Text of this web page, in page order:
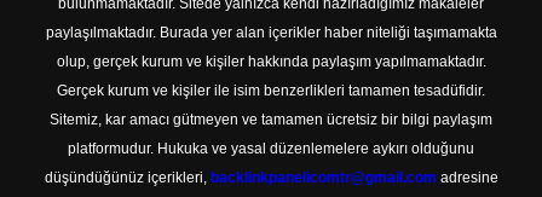
bulunmamaktadır. Sitede yalnızca kendi hazırladığımız makaleler
paylaşılmaktadır. Burada yer alan içerikler haber niteliği taşımamakta
olup, gerçek kurum ve kişiler hakkında paylaşım yapılmamaktadır.
Gerçek kurum ve kişiler ile isim benzerlikleri tamamen tesadüfidir.
Sitemiz, kar amacı gütmeyen ve tamamen ücretsiz bir bilgi paylaşım
platformudur. Hukuka ve yasal düzenlemelere aykırı olduğunu
düşündüğünüz içerikleri, backlinkpanelicomtr@gmail.com adresine